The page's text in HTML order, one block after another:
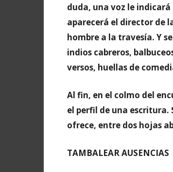
duda, una voz le
aparecerá el director de
hombre a la travesía. Y
indios cabreros,
versos, huellas de
Al fin, en el colmo del
el perfil de una escritura.
ofrece, entre dos hojas
TAMBALEAR AUSENCIAS